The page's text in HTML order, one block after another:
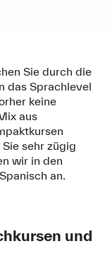
Sie durch die
das Sprachlevel
keine
aus
sehr zügig
wir in den
an.
und